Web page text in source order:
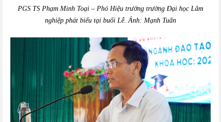
PGS TS Phạm Minh Toại – Phó Hiệu trưởng trường Đại học Lâm
nghiệp phát biểu tại buổi Lễ. Ảnh: Mạnh Tuấn